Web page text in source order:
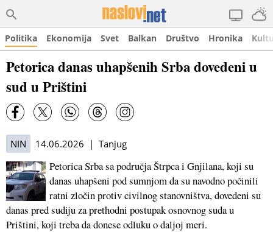
Politika Ekonomija Svet Balkan Društvo Hronika
Petorica danas uhapšenih Srba dovedeni u
sud u Prištini
NIN 14.06.2026 | Tanjug
Petorica Srba sa područja Štrpca i Gnjilana, koji su
danas uhapšeni pod sumnjom da su navodno počinili
ratni zločin protiv civilnog stanovništva, dovedeni su
danas pred sudiju za prethodni postupak osnovnog suda u
Prištini, koji treba da donese odluku o daljoj meri.